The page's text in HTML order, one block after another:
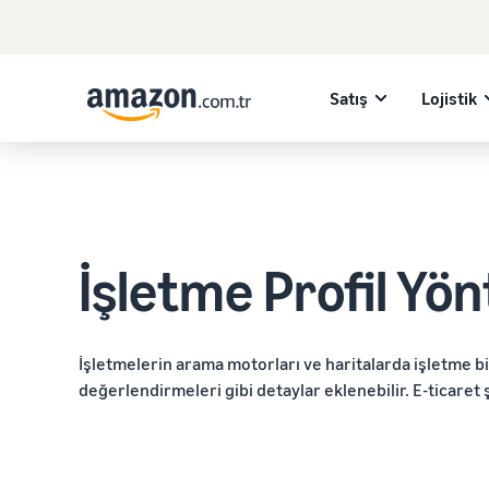
Satış Lojistik
İşletme Profil
İşletmelerin arama motorları ve haritalarda işletme
değerlendirmeleri gibi detaylar eklenebilir. E-ticaret